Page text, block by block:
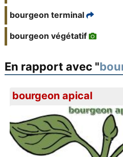
bourgeon terminal
bourgeon végétatif
En rapport avec "
bourgeon apical